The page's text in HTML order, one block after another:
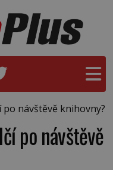
po návštěvě knihovny?
po návštěvě